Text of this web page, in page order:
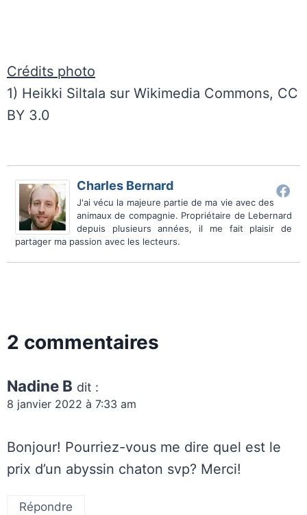
Crédits photo
1) Heikki Siltala sur Wikimedia Commons, CC
BY 3.0
Charles Bernard
J'ai vécu la majeure partie de ma vie avec des
animaux de compagnie. Propriétaire de Lebernard
depuis plusieurs années, il me fait plaisir de
partager ma passion avec les lecteurs.
2 commentaires
Nadine B dit :
8 janvier 2022 à 7:33 am
Bonjour! Pourriez-vous me dire quel est le
prix d’un abyssin chaton svp? Merci!
Répondre